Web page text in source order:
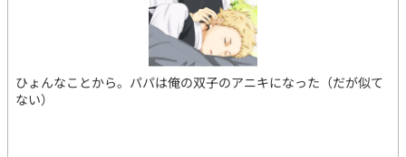
ひょんなことから。パパは俺の双子のアニキになった（だが似て
ない）